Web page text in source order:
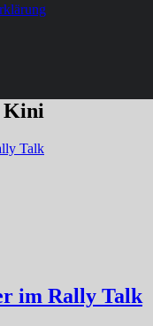
Kini
Talk
im Rally Talk